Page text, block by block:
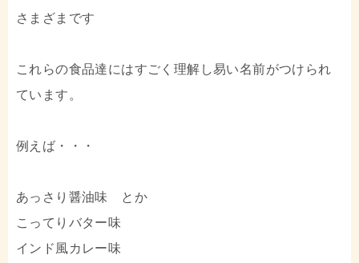
さまざまです
これらの食品達にはすごく理解し易い名前がつけられ
ています。
例えば・・・
あっさり醤油味 とか
こってりバター味
インド風カレー味